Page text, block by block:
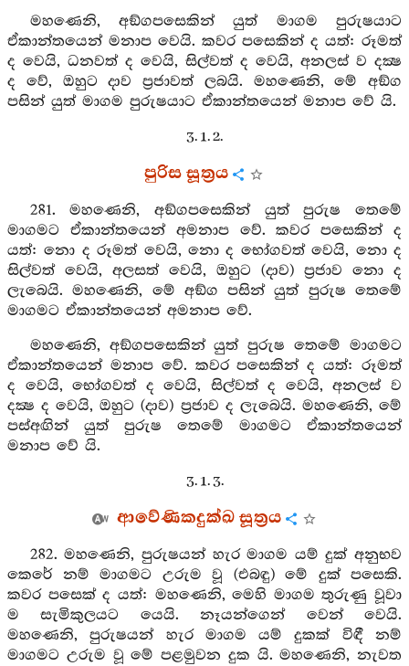
මහණෙනි, අඞ්ගපසෙකින් යුත් මාගම පුරුෂයාට
ඒකාන්තයෙන් මනාප වෙයි. කවර පසෙකින් ද යත්: රූමත්
ද වෙයි, ධනවත් ද වෙයි, සිල්වත් ද වෙයි, අනලස් ව දක්‍ෂ
ද වේ, ඔහුට දාව ප්‍රජාවත් ලබයි. මහණෙනි, මේ අඞ්ග
පසින් යුත් මාගම පුරුෂයාට ඒකාන්තයෙන් මනාප වේ යි.
3. 1. 2.
පුරිස සූත්‍රය
281. මහණෙනි, අඞ්ගපසෙකින් යුත් පුරුෂ තෙමේ
මාගමට ඒකාන්තයෙන් අමනාප වේ. කවර පසෙකින් ද
යත්: නො ද රූමත් වෙයි, නො ද භෝගවත් වෙයි, නො ද
සිල්වත් වෙයි, අලසත් වෙයි, ඔහුට (දාව) ප්‍රජාව නො ද
ලැබෙයි. මහණෙනි, මේ අඞ්ග පසින් යුත් පුරුෂ තෙමේ
මාගමට ඒකාන්තයෙන් අමනාප වේ.
මහණෙනි, අඞ්ගපසෙකින් යුත් පුරුෂ තෙමේ මාගමට
ඒකාන්තයෙන් මනාප වේ. කවර පසෙකින් ද යත්: රූමත්
ද වෙයි, භෝගවත් ද වෙයි, සිල්වත් ද වෙයි, අනලස් ව
දක්‍ෂ ද වෙයි, ඔහුට (දාව) ප්‍රජාව ද ලැබෙයි. මහණෙනි, මේ
පස්අඟින් යුත් පුරුෂ තෙමේ මාගමට ඒකාන්තයෙන්
මනාප වේ යි.
3. 1. 3.
ආවේණිකදුක්ඛ සූත්‍රය
282. මහණෙනි, පුරුෂයන් හැර මාගම යම් දුක් අනුභව
කෙරේ නම් මාගමට උරුම වූ (එබඳු) මේ දුක් පසෙකි.
කවර පසෙක් ද යත්: මහණෙනි, මෙහි මාගම තුරුණු වූවා
ම සැමිකුලයට යෙයි. නෑයන්ගෙන් වෙන් වෙයි.
මහණෙනි, පුරුෂයන් හැර මාගම යම් දුකක් විඳී නම්
මාගමට උරුම වූ මේ පළමුවන දුක යි. මහණෙනි, නැවත